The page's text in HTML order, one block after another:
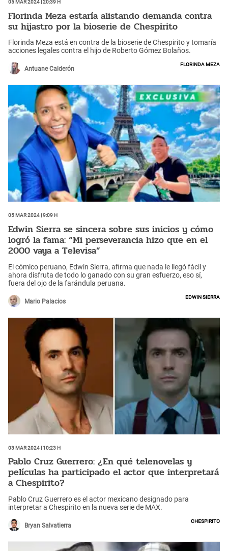
Florinda Meza estaría alistando demanda contra
su hijastro por la bioserie de Chespirito
Florinda Meza está en contra de la bioserie de Chespirito y tomaría
acciones legales contra el hijo de Roberto Gómez Bolaños.
Antuane Calderón
Florinda Meza
05 Mar 2024 | 9:09 h
Edwin Sierra se sincera sobre sus inicios y cómo
logró la fama: “Mi perseverancia hizo que en el
2000 vaya a Televisa”
El cómico peruano, Edwin Sierra, afirma que nada le llegó fácil y
ahora disfruta de todo lo ganado con su gran esfuerzo, eso sí,
fuera del ojo de la farándula peruana.
Mario Palacios
Edwin Sierra
03 Mar 2024 | 10:23 h
Pablo Cruz Guerrero: ¿En qué telenovelas y
películas ha participado el actor que interpretará
a Chespirito?
Pablo Cruz Guerrero es el actor mexicano designado para
interpretar a Chespirito en la nueva serie de MAX.
Bryan Salvatierra
Chespirito